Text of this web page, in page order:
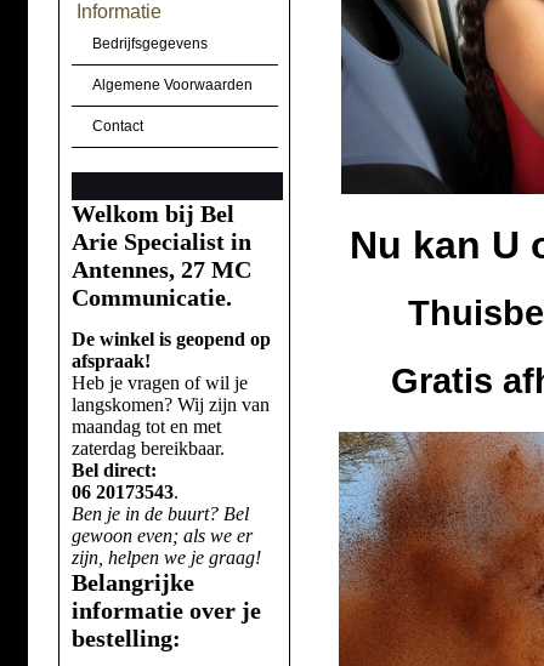
Informatie
Bedrijfsgegevens
Algemene Voorwaarden
Contact
Welkom bij Bel
Arie Specialist in
Antennes, 27 MC
Communicatie.
De winkel is geopend op
afspraak!
Heb je vragen of wil je
langskomen? Wij zijn van
maandag tot en met
zaterdag bereikbaar.
Bel direct:
06 20173543.
Ben je in de buurt? Bel
gewoon even; als we er
zijn, helpen we je graag!
Belangrijke
informatie over je
bestelling:
Nu kan U
Gratis